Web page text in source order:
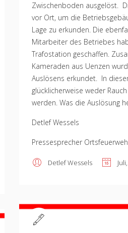
Zwischenboden ausgelöst.
vor Ort, um die
Lage zu erkunden. Die
Mitarbeiter des Betriebes
Trafostation geschaffen.
Kameraden aus Uenzen
Auslösens erkundet. In
glücklicherweise weder
werden. Was die Auslösung
Detlef Wessels
Pressesprecher
Detlef Wessels